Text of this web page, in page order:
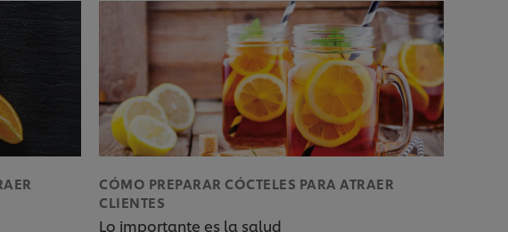
CÓMO PREPARAR CÓCTELES PARA ATRAER
CLIENTES
Lo importante es la salud